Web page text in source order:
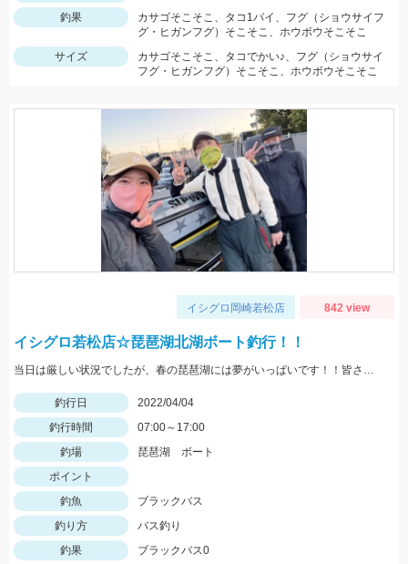
釣果
カサゴそこそこ、タコ1パイ、フグ（ショウサイフ
グ・ヒガンフグ）そこそこ、ホウボウそこそこ
サイズ
カサゴそこそこ、タコでかい♪、フグ（ショウサイ
フグ・ヒガンフグ）そこそこ、ホウボウそこそこ
イシグロ岡崎若松店 842 view
イシグロ若松店☆琵琶湖北湖ボート釣行！！
当日は厳しい状況でしたが、春の琵琶湖には夢がいっぱいです！！皆さんもぜひ行ってみてはいかがですか♪
釣行日
2022/04/04
釣行時間
07:00～17:00
釣場
琵琶湖 ボート
ポイント
釣魚
ブラックバス
釣り方
バス釣り
釣果
ブラックバス0